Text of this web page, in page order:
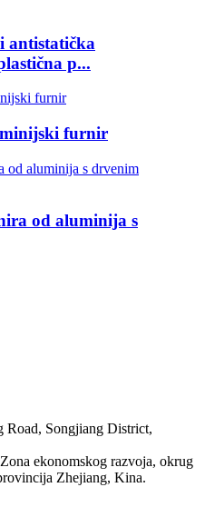
antistatička
p...
furnir
od aluminija s
Road, Songjiang District,
ekonomskog razvoja, okrug
Zhejiang, Kina.